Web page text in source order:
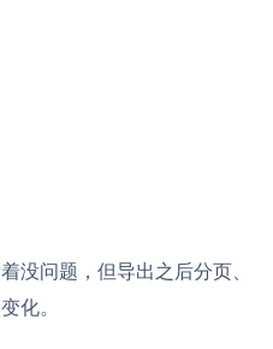
没问题，但导出之后分页、
化。